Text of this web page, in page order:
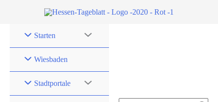
springen
Starten
Wiesbaden
Stadtportale